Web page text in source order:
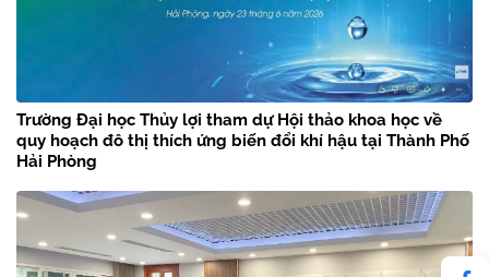
Trường Đại học Thủy lợi tham dự Hội thảo khoa học về
quy hoạch đô thị thích ứng biến đổi khí hậu tại Thành Phố
Hải Phòng